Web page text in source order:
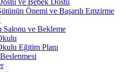
Önemi ve Başarılı Emzirme
Salonu ve Bekleme
Eğitim Planı